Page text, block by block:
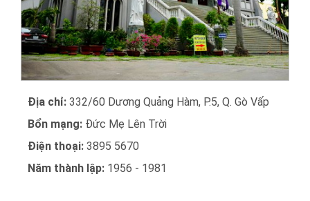
Địa chỉ: 332/60 Dương Quảng Hàm, P.5, Q. Gò Vấp
Bổn mạng: Đức Mẹ Lên Trời
Điện thoại: 3895 5670
Năm thành lập: 1956 - 1981